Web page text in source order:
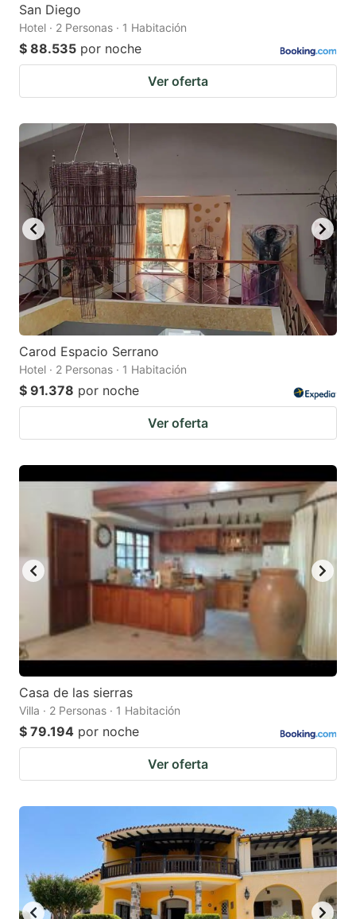
San Diego
Hotel · 2 Personas · 1 Habitación
$ 88.535 por noche
Ver oferta
Carod Espacio Serrano
Hotel · 2 Personas · 1 Habitación
$ 91.378 por noche
Ver oferta
Casa de las sierras
Villa · 2 Personas · 1 Habitación
$ 79.194 por noche
Ver oferta